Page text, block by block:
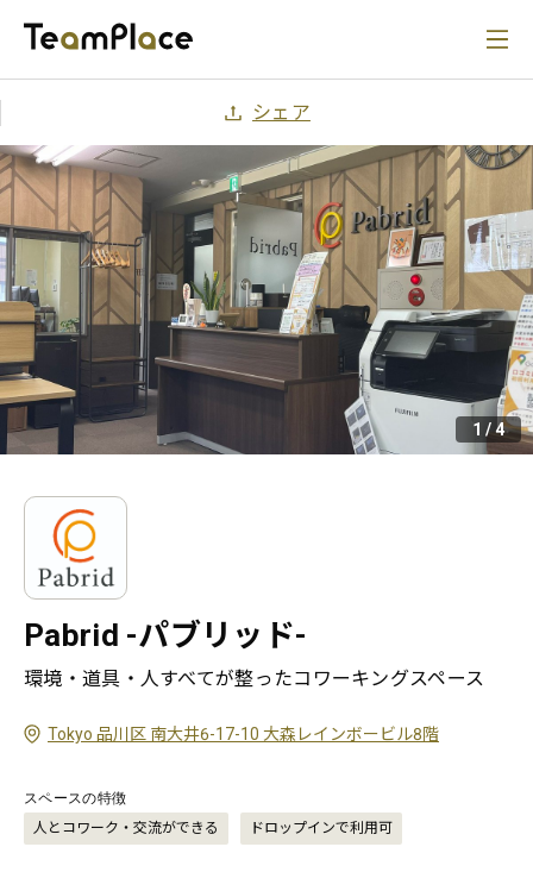
シェア
1 /4
Pabrid -パブリッド-
環境・道具・人すべてが整ったコワーキングスペース
Tokyo 品川区 南大井6-17-10 大森レインボービル8階
スペースの特徴
人とコワーク・交流ができる ドロップインで利用可